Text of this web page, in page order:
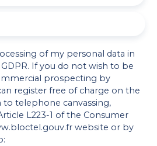
of my personal data in
If you do not wish to be
prospecting by
register free of charge on the
telephone canvassing,
L223-1 of the Consumer
website or by